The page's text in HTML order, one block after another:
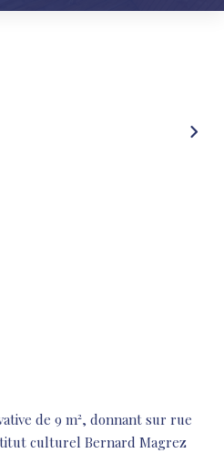
de 9 m², donnant sur rue
culturel Bernard Magrez